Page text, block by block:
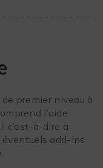
premier niveau à
l’aide
c’est-à-dire à
add-ins